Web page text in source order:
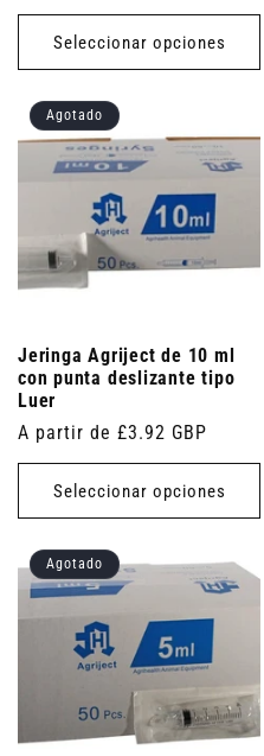
habitual
Seleccionar opciones
Agotado
Jeringa Agriject de 10 ml
con punta deslizante tipo
Luer
Precio
habitual
A partir de £3.92 GBP
Seleccionar opciones
Agotado